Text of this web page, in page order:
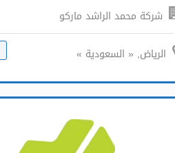
شركة محمد الراشد ماركو
الرياض, « السعودية »